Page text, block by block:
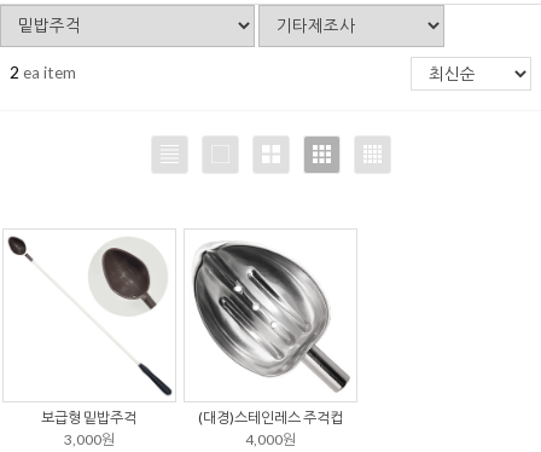
2 ea item
보급형 밑밥주걱
3,000원
(대경)스테인레스 주걱컵
4,000원